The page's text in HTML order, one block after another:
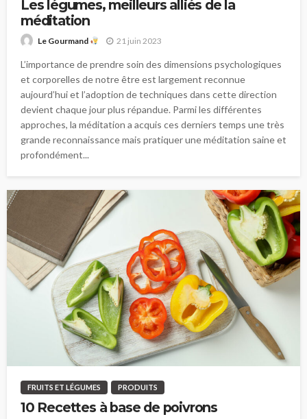
Les légumes, meilleurs alliés de la
méditation
Le Gourmand 21 juin 2023
L’importance de prendre soin des dimensions psychologiques
et corporelles de notre être est largement reconnue
aujourd’hui et l’adoption de techniques dans cette direction
devient chaque jour plus répandue. Parmi les différentes
approches, la méditation a acquis ces derniers temps une très
grande reconnaissance mais pratiquer une méditation saine et
profondément...
FRUITS ET LÉGUMES PRODUITS
10 Recettes à base de poivrons